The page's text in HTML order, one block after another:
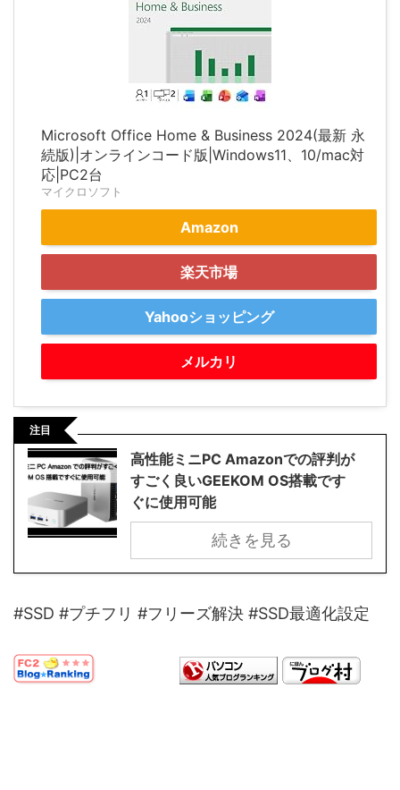
Microsoft Office Home & Business 2024(最新 永
続版)|オンラインコード版|Windows11、10/mac対
応|PC2台
マイクロソフト
Amazon
楽天市場
Yahooショッピング
メルカリ
注目
高性能ミニPC Amazonでの評判が
すごく良いGEEKOM OS搭載です
ぐに使用可能
続きを見る
#SSD #プチフリ #フリーズ解決 #SSD最適化設定